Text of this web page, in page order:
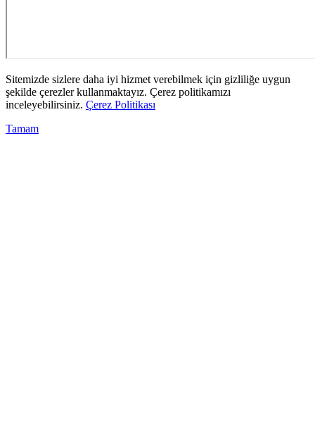
Sitemizde sizlere daha iyi hizmet verebilmek için gizliliğe uygun
şekilde çerezler kullanmaktayız. Çerez politikamızı
inceleyebilirsiniz. Çerez Politikası
Tamam